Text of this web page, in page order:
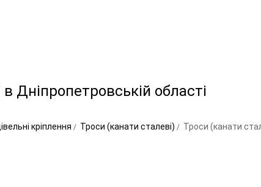
Дніпропетровській області
кріплення Троси (канати сталеві) Троси (канати